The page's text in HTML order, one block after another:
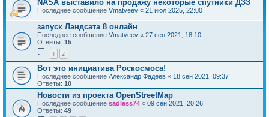
NASA выставило на продажу некоторые спутники ДЗЗ
Последнее сообщение Vmatveev « 21 июл 2025, 22:00
запуск Ландсата 8 онлайн
Последнее сообщение Vmatveev « 27 сен 2021, 18:10
Ответы: 15
1 2
Вот это инициатива Роскосмоса!
Последнее сообщение Александр Фадеев « 18 сен 2021, 09:37
Ответы: 10
Новости из проекта OpenStreetMap
Последнее сообщение sadless74 « 09 сен 2021, 20:26
Ответы: 49